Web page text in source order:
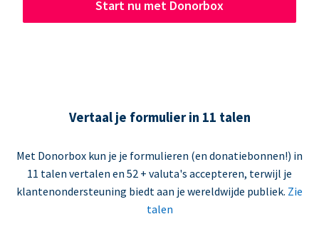
Start nu met Donorbox
Vertaal je formulier in 11 talen
Met Donorbox kun je je formulieren (en donatiebonnen!) in
11 talen vertalen en 52 + valuta's accepteren, terwijl je
klantenondersteuning biedt aan je wereldwijde publiek. Zie
talen